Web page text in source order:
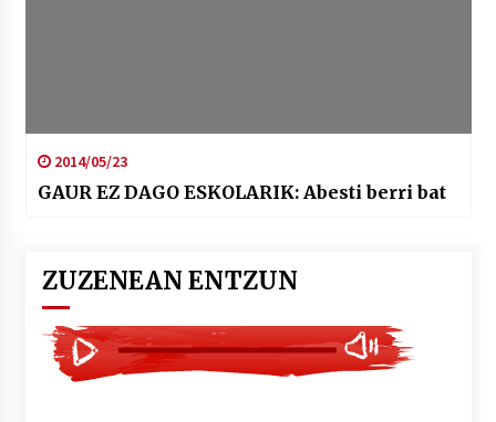
2014/05/23
GAUR EZ DAGO ESKOLARIK: Abesti berri bat
ZUZENEAN ENTZUN